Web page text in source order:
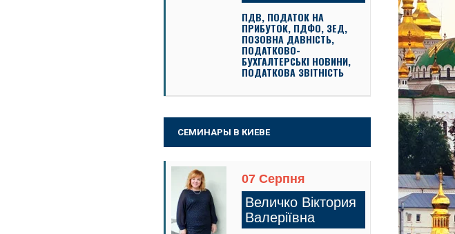
ПДВ, ПОДАТОК НА
ПРИБУТОК, ПДФО, ЗЕД,
ПОЗОВНА ДАВНІСТЬ,
ПОДАТКОВО-
БУХГАЛТЕРСЬКІ НОВИНИ,
ПОДАТКОВА ЗВІТНІСТЬ
СЕМИНАРЫ В КИЕВЕ
07 Серпня
Величко Віктория
Валеріївна